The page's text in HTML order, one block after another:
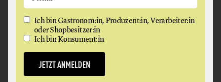
Ich bin Gastronom:in, Produzent:in, Verarbeiter:in
oder Shopbesitzer:in
Ich bin Konsument:in
JETZT ANMELDEN